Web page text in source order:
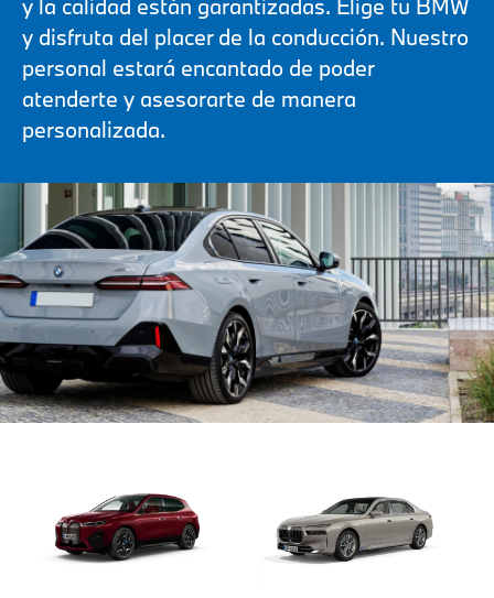
y la calidad están garantizadas. Elige tu BMW
y disfruta del placer de la conducción. Nuestro
personal estará encantado de poder
atenderte y asesorarte de manera
personalizada.